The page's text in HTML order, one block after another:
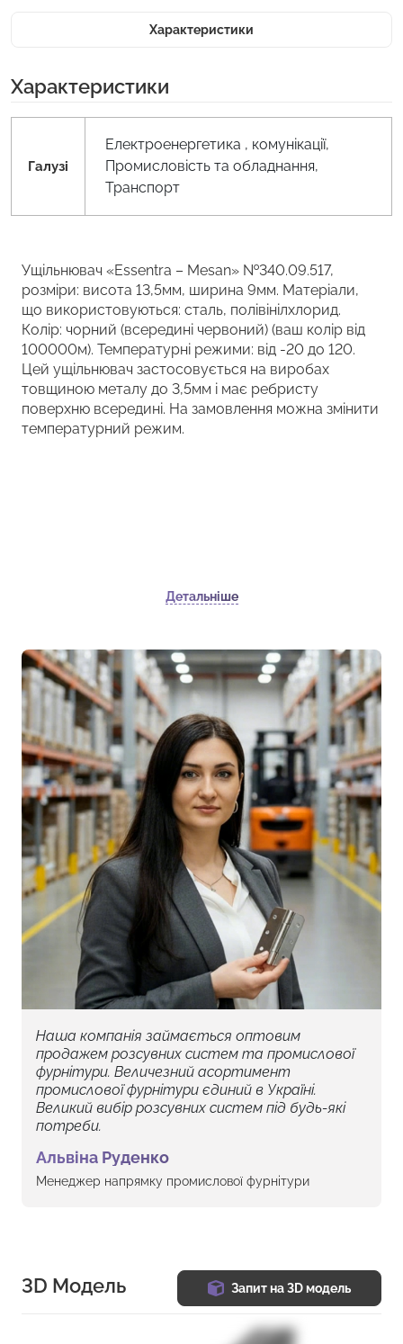
Характеристики
Характеристики
Галузі
Електроенергетика , комунікації,
Промисловість та обладнання,
Транспорт
Ущільнювач «Essentra – Mesan» №340.09.517,
розміри: висота 13,5мм, ширина 9мм. Матеріали,
що використовуються: сталь, полівінілхлорид.
Колір: чорний (всередині червоний) (ваш колір від
100000м). Температурні режими: від -20 до 120.
Цей ущільнювач застосовується на виробах
товщиною металу до 3,5мм і має ребристу
поверхню всередині. На замовлення можна змінити
температурний режим.
Детальніше
Наша компанія займається оптовим
продажем розсувних систем та промислової
фурнітури. Величезний асортимент
промислової фурнітури єдиний в Україні.
Великий вибір розсувних систем під будь-які
потреби.
Альвіна Руденко
Менеджер напрямку промислової фурнітури
3D Модель Запит на 3D модель